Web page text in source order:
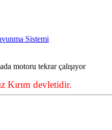
Sistemi
motoru tekrar çalışıyor
Kırım devletidir.